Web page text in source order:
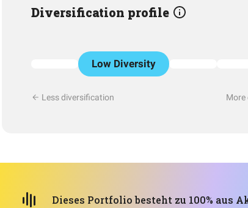
Diversification profile
Low Diversity
Less diversification More
Dieses Portfolio besteht zu 100% aus